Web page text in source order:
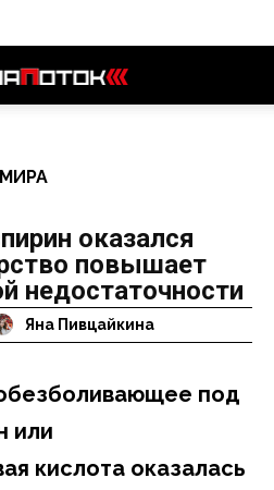
оказался
повышает
недостаточности
Яна Пивцайкина
под
или
кислота оказалась